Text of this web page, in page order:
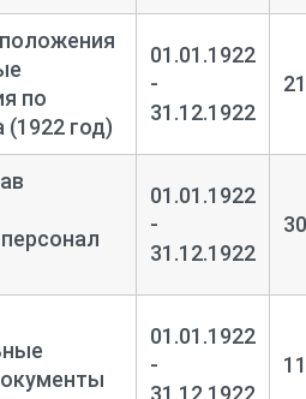
по
(1922 год)
01.01.1922
-
31.12.1922
21
01.01.1922
-
31.12.1922
30
01.01.1922
-
31.12.1922